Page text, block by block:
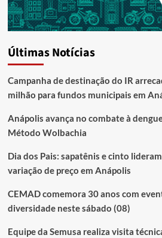
Últimas Notícias
Campanha de destinação do IR
milhão para fundos municipais em
Anápolis avança no combate à
Método Wolbachia
Dia dos Pais: sapatênis e cinto
variação de preço em Anápolis
CEMAD comemora 30 anos com
diversidade neste sábado (08)
Equipe da Semusa realiza visita